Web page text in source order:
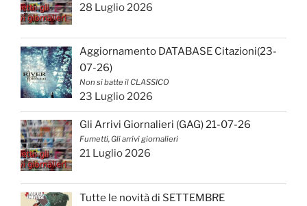
28 Luglio 2026
Aggiornamento DATABASE Citazioni(23-
07-26)
Non si batte il CLASSICO
23 Luglio 2026
Gli Arrivi Giornalieri (GAG) 21-07-26
Fumetti, Gli arrivi giornalieri
21 Luglio 2026
Tutte le novità di SETTEMBRE